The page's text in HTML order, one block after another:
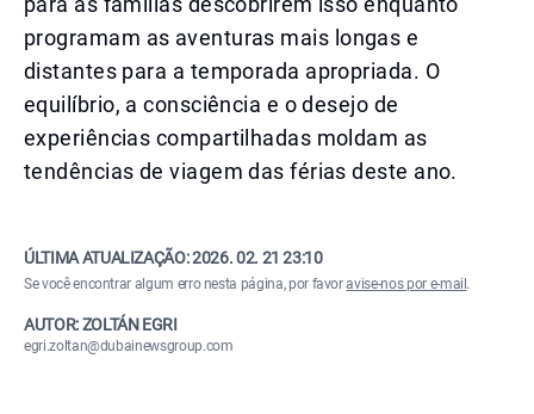
programam as aventuras mais longas e
distantes para a temporada apropriada. O
equilíbrio, a consciência e o desejo de
experiências compartilhadas moldam as
tendências de viagem das férias deste ano.
ÚLTIMA ATUALIZAÇÃO:2026. 02. 21 23:10
Se você encontrar algum erro nesta página, por favoravise-nos por e-mail .
AUTOR: ZOLTÁN EGRI
egri.zoltan@dubainewsgroup.com